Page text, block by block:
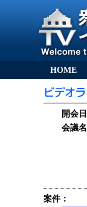
HOME
開会日
会議名
案件：